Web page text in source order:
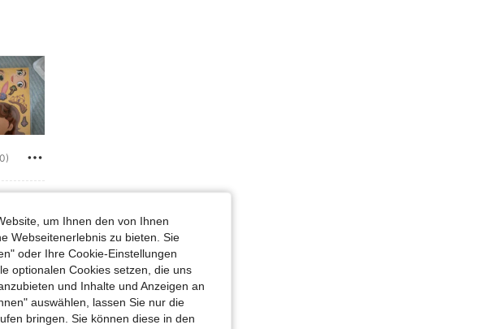
um Ihnen den von Ihnen
Webseitenerlebnis zu bieten. Sie
oder Ihre Cookie-Einstellungen
optionalen Cookies setzen, die uns
und Inhalte und Anzeigen an
auswählen, lassen Sie nur die
bringen. Sie können diese in den